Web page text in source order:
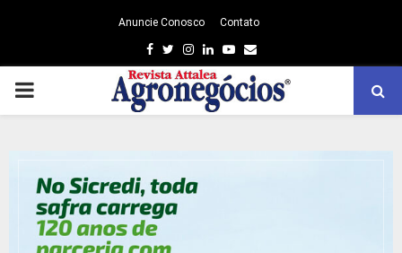
Anuncie Conosco Contato
Facebook
TwitterInstagram
LinkedinYoutube
Email
PRIMARY